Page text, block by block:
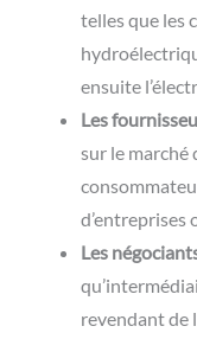
telles que les
ensuite
Les
sur le marché
d’entreprises
Les
revendant de